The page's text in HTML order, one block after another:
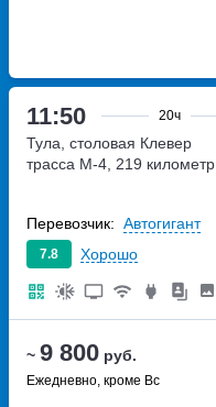
11:50 20ч
~ 9 800 руб.
Ежедневно, кроме Вс
Тула, столовая Клевер
трасса М-4, 219 километр
7.8 Хорошо
Перевозчик: Автогигант